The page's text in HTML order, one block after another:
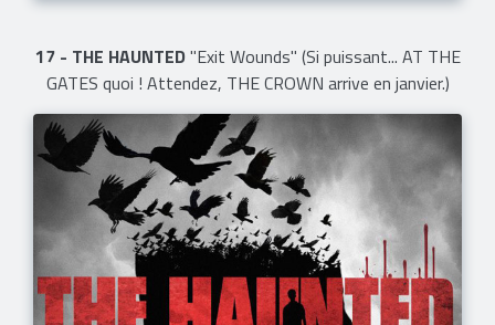
17 - THE HAUNTED"Exit Wounds" (Si puissant... AT THE
GATES quoi ! Attendez, THE CROWN arrive en janvier.)